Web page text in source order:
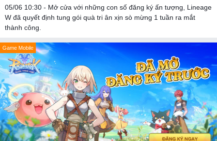
05/06 10:30 - Mở cửa với những con số đăng ký ấn tượng, Lineage
W đã quyết định tung gói quà tri ân xịn sò mừng 1 tuần ra mắt
thành công.
Game Mobile